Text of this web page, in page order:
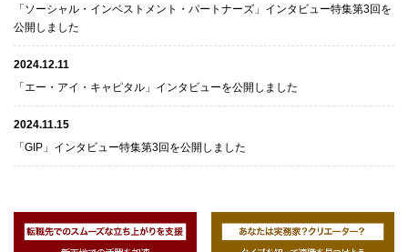
「ソーシャル・インベストメント・パートナーズ」インタビュー特集第3回を
公開しました
2024.12.11
「エー・アイ・キャピタル」インタビューを公開しました
2024.11.15
「GIP」インタビュー特集第3回を公開しました